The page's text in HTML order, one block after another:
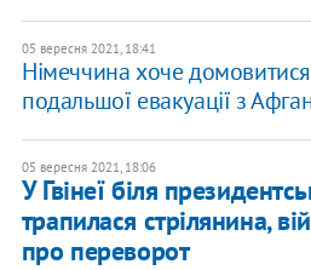
05 вересня 2021, 18:41
Німеччина хоче
подальшої евакуації з
05 вересня 2021, 18:06
У Гвінеї біля
трапилася стрілянина,
про переворот